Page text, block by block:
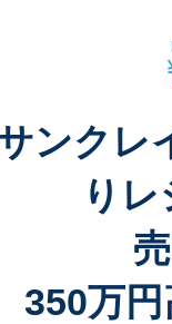
ンクレ
り
350万円